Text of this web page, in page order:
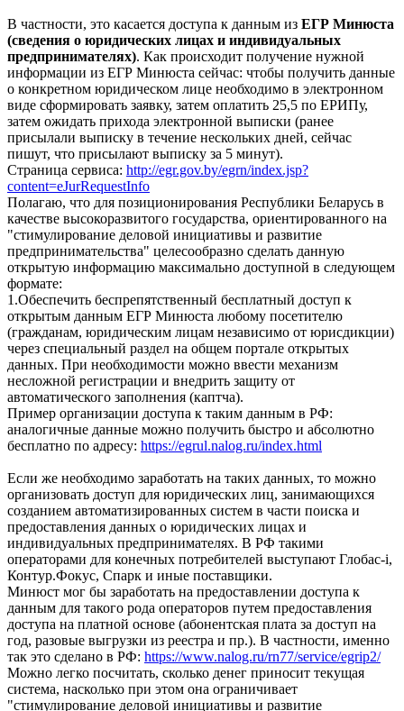
В частности, это касается доступа к данным из ЕГР Минюста
(сведения о юридических лицах и индивидуальных
предпринимателях). Как происходит получение нужной
информации из ЕГР Минюста сейчас: чтобы получить данные
о конкретном юридическом лице необходимо в электронном
виде сформировать заявку, затем оплатить 25,5 по ЕРИПу,
затем ожидать прихода электронной выписки (ранее
присылали выписку в течение нескольких дней, сейчас
пишут, что присылают выписку за 5 минут).
Страница сервиса: http://egr.gov.by/egrn/index.jsp?
content=eJurRequestInfo
Полагаю, что для позиционирования Республики Беларусь в
качестве высокоразвитого государства, ориентированного на
"стимулирование деловой инициативы и развитие
предпринимательства" целесообразно сделать данную
открытую информацию максимально доступной в следующем
формате:
1.Обеспечить беспрепятственный бесплатный доступ к
открытым данным ЕГР Минюста любому посетителю
(гражданам, юридическим лицам независимо от юрисдикции)
через специальный раздел на общем портале открытых
данных. При необходимости можно ввести механизм
несложной регистрации и внедрить защиту от
автоматического заполнения (каптча).
Пример организации доступа к таким данным в РФ:
аналогичные данные можно получить быстро и абсолютно
бесплатно по адресу: https://egrul.nalog.ru/index.html
Если же необходимо заработать на таких данных, то можно
организовать доступ для юридических лиц, занимающихся
созданием автоматизированных систем в части поиска и
предоставления данных о юридических лицах и
индивидуальных предпринимателях. В РФ такими
операторами для конечных потребителей выступают Глобас-i,
Контур.Фокус, Спарк и иные поставщики.
Минюст мог бы заработать на предоставлении доступа к
данным для такого рода операторов путем предоставления
доступа на платной основе (абонентская плата за доступ на
год, разовые выгрузки из реестра и пр.). В частности, именно
так это сделано в РФ: https://www.nalog.ru/rn77/service/egrip2/
Можно легко посчитать, сколько денег приносит текущая
система, насколько при этом она ограничивает
"стимулирование деловой инициативы и развитие